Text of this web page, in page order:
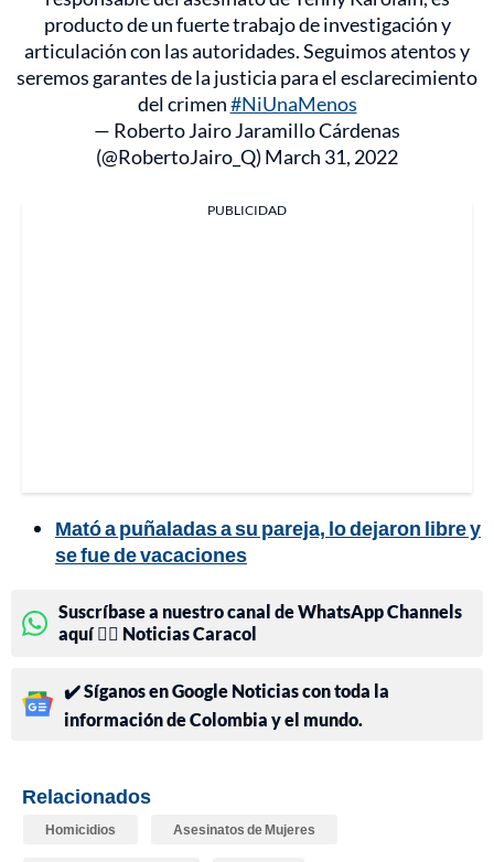
producto de un fuerte trabajo de investigación y
articulación con las autoridades. Seguimos atentos y
seremos garantes de la justicia para el esclarecimiento
del crimen#NiUnaMenos
— Roberto Jairo Jaramillo Cárdenas
(@RobertoJairo_Q) March 31, 2022
PUBLICIDAD
Mató a puñaladas a su pareja, lo dejaron libre y
se fue de vacaciones
Suscríbase a nuestro canal de WhatsApp Channels
aquí 👉🏻 Noticias Caracol
✔️ Síganos en Google Noticias con toda la
información de Colombia y el mundo.
Relacionados
Homicidios Asesinatos de Mujeres